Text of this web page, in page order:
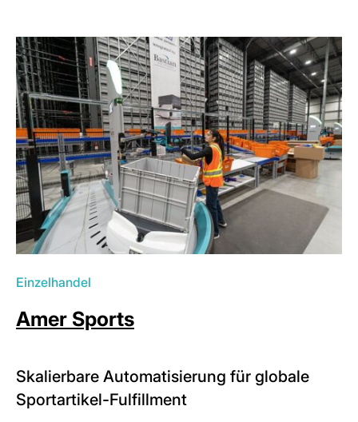
Einzelhandel
Amer Sports
Skalierbare Automatisierung für globale
Sportartikel-Fulfillment